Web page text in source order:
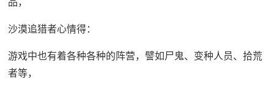
沙漠追猎者心情得：
游戏中也有着各种各种的阵营，譬如尸鬼、变种人员、拾荒
者等，